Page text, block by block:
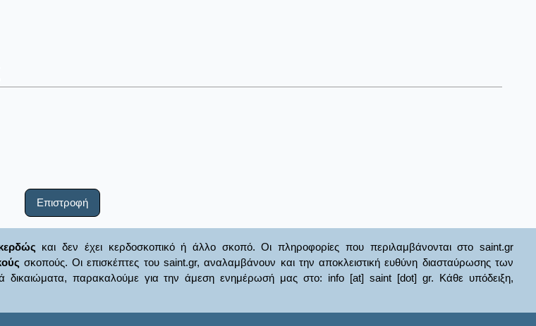
Επιστροφή
και δεν έχει κερδοσκοπικό ή άλλο σκοπό. Οι πληροφορίες που περιλαμβάνονται στο saint.gr
σκοπούς. Οι επισκέπτες του saint.gr, αναλαμβάνουν και την αποκλειστική ευθύνη διασταύρωσης των
παρακαλούμε για την άμεση ενημέρωσή μας στο: info [at] saint [dot] gr. Κάθε υπόδειξη,